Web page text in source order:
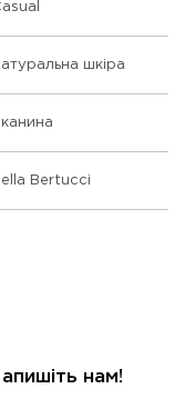
шкіра
Bertucci
нам!